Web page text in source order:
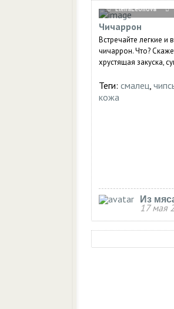
ElenaLeonova
Чичаррон
Встречайте легкие
чичаррон. Что?
хрустящая закуска,
Теги: смалец,
кожа
Из
17 мая